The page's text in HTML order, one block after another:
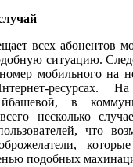
всех абонентов
ситуацию.
мобильного на
в
несколько
что
подобных